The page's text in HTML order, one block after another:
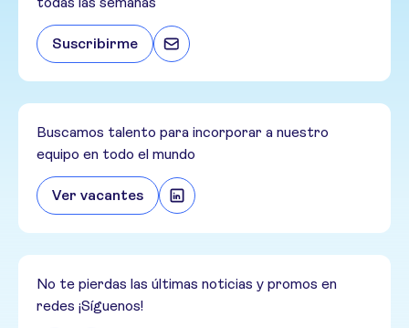
Suscribirme
Buscamos talento para incorporar a nuestro
equipo en todo el mundo
Ver vacantes
No te pierdas las últimas noticias y promos en
redes ¡Síguenos!